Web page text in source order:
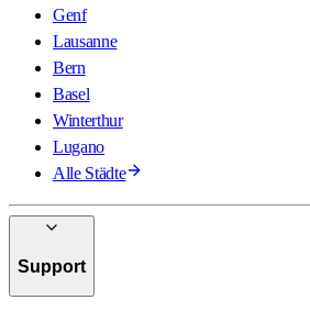
Genf
Lausanne
Bern
Basel
Winterthur
Lugano
Alle Städte
Support